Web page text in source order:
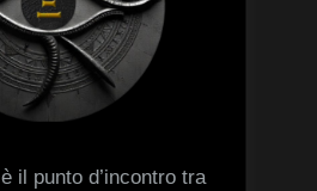
è il punto d’incontro tra